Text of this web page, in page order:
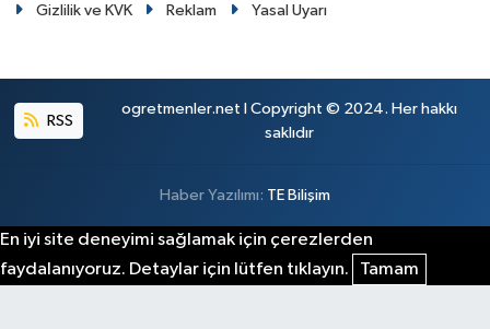
Gizlilik ve KVK
Reklam Yasal Uyarı
RSS
ogretmenler.net I Copyright © 2024. Her hakkı
saklıdır
Haber Yazılımı: TE Bilişim
En iyi site deneyimi sağlamak için çerezlerden
faydalanıyoruz. Detaylar için lütfen tıklayın.
Tamam